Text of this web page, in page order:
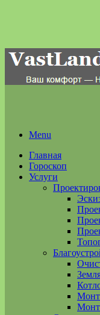
Menu
Главная
Гороскоп
Услуги